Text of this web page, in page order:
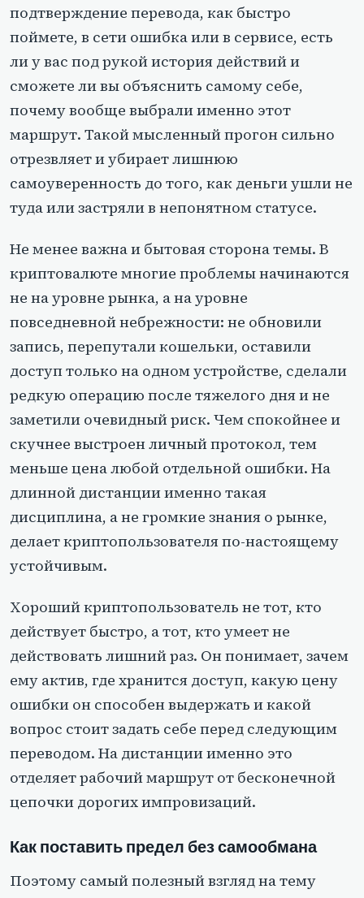
подтверждение перевода, как быстро
поймете, в сети ошибка или в сервисе, есть
ли у вас под рукой история действий и
сможете ли вы объяснить самому себе,
почему вообще выбрали именно этот
маршрут. Такой мысленный прогон сильно
отрезвляет и убирает лишнюю
самоуверенность до того, как деньги ушли не
туда или застряли в непонятном статусе.
Не менее важна и бытовая сторона темы. В
криптовалюте многие проблемы начинаются
не на уровне рынка, а на уровне
повседневной небрежности: не обновили
запись, перепутали кошельки, оставили
доступ только на одном устройстве, сделали
редкую операцию после тяжелого дня и не
заметили очевидный риск. Чем спокойнее и
скучнее выстроен личный протокол, тем
меньше цена любой отдельной ошибки. На
длинной дистанции именно такая
дисциплина, а не громкие знания о рынке,
делает криптопользователя по-настоящему
устойчивым.
Хороший криптопользователь не тот, кто
действует быстро, а тот, кто умеет не
действовать лишний раз. Он понимает, зачем
ему актив, где хранится доступ, какую цену
ошибки он способен выдержать и какой
вопрос стоит задать себе перед следующим
переводом. На дистанции именно это
отделяет рабочий маршрут от бесконечной
цепочки дорогих импровизаций.
Как поставить предел без самообмана
Поэтому самый полезный взгляд на тему